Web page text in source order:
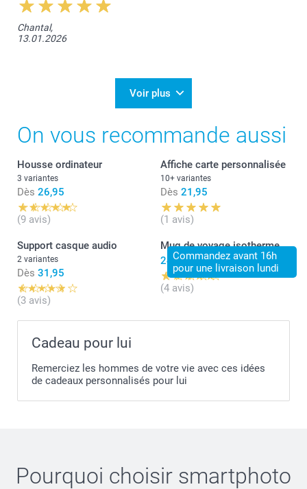
Chantal,
13.01.2026
Voir plus
On vous recommande aussi
Housse ordinateur
3 variantes
Dès 26,95
(9 avis)
Affiche carte personnalisée
10+ variantes
Dès 21,95
(1 avis)
Support casque audio
2 variantes
Dès 31,95
(3 avis)
Commandez avant 16h
pour une livraison lundi
Mug de voyage isotherme
24,95
(4 avis)
Cadeau pour lui
Remerciez les hommes de votre vie avec ces idées
de cadeaux personnalisés pour lui
Pourquoi choisir smartphoto